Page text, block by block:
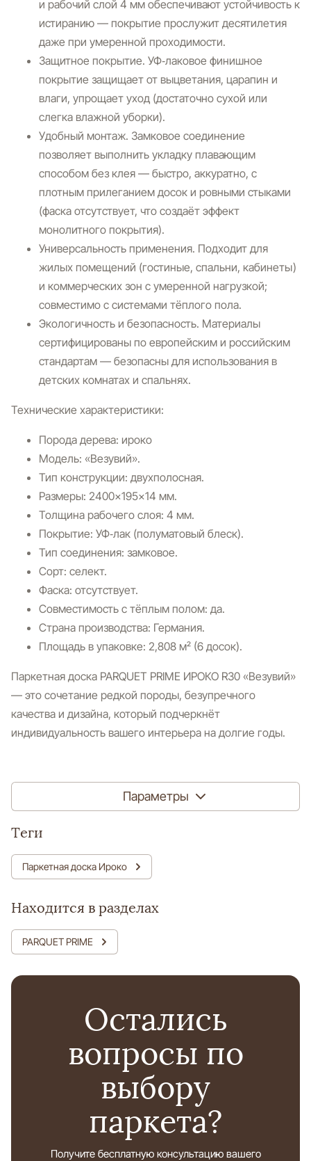
и рабочий слой 4 мм обеспечивают устойчивость к
истиранию — покрытие прослужит десятилетия
даже при умеренной проходимости.
Защитное покрытие. УФ‑лаковое финишное
покрытие защищает от выцветания, царапин и
влаги, упрощает уход (достаточно сухой или
слегка влажной уборки).
Удобный монтаж. Замковое соединение
позволяет выполнить укладку плавающим
способом без клея — быстро, аккуратно, с
плотным прилеганием досок и ровными стыками
(фаска отсутствует, что создаёт эффект
монолитного покрытия).
Универсальность применения. Подходит для
жилых помещений (гостиные, спальни, кабинеты)
и коммерческих зон с умеренной нагрузкой;
совместимо с системами тёплого пола.
Экологичность и безопасность. Материалы
сертифицированы по европейским и российским
стандартам — безопасны для использования в
детских комнатах и спальнях.
Технические характеристики:
Порода дерева: ироко
Модель: «Везувий».
Тип конструкции: двухполосная.
Размеры: 2400×195×14 мм.
Толщина рабочего слоя: 4 мм.
Покрытие: УФ‑лак (полуматовый блеск).
Тип соединения: замковое.
Сорт: селект.
Фаска: отсутствует.
Совместимость с тёплым полом: да.
Страна производства: Германия.
Площадь в упаковке: 2,808 м² (6 досок).
Паркетная доска PARQUET PRIME ИРОКО R30 «Везувий»
— это сочетание редкой породы, безупречного
качества и дизайна, который подчеркнёт
индивидуальность вашего интерьера на долгие годы.
Параметры
теги
Паркетная доска Ироко
Находится в разделах
PARQUET PRIME
Остались
вопросы по
выбору
паркета?
Получите бесплатную консультацию вашего